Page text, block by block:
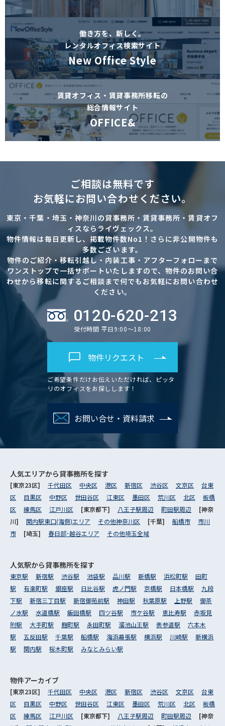
働き方を、新しく。
レンタルオフィス検索サイト
New Office Style
賃貸オフィス・賃貸事務所移転の
総合情報サイト
OFFICE&
ご相談は無料です
お気軽にお問い合わせください。
東京・千葉・埼玉・神奈川の貸事務所・賃貸事務所・賃貸オフ
ィスならライヴェックス。
物件情報は毎日更新し、掲載物件数No1！さらに非公開物件も
多数ございます。
物件のご紹介・移転引越し・内装工事・アフターフォローまで
ワンストップで一括サポートいたしますので、物件のお問い合
わせから移転に関するご相談まで何でもお気軽にお問い合わせ
ください。
0120-620-213
受付時間 平日9:00～18:00
物件リクエスト
ご希望条件だけお伝えいただければ、ピッタ
リのオフィスをお探しします！
お問い合せ・資料請求
人気エリアから貸事務所を探す
[東京23区] 千代田区 中央区 港区 新宿区 渋谷区 文京区
台東
区
目黒区 中野区 世田谷区 江東区 墨田区 荒川区 北区
板橋
区
練馬区 江戸川区 [東京都下] 八王子駅周辺 町田駅周辺
[神奈
川] 関内駅東口(海側)エリア その他神奈川区 [千葉] 船橋市
市川
市
[埼玉] 春日部･越谷エリア その他埼玉全域
人気駅から貸事務所を探す
東京駅 新宿駅 渋谷駅 池袋駅 品川駅 新橋駅 浜松町駅
田町
駅
有楽町駅 銀座駅 日比谷駅 虎ノ門駅 京橋駅 日本橋駅
九段
下駅
新宿三丁目駅 新宿御苑前駅 神田駅 秋葉原駅 上野駅
御茶
ノ水駅
水道橋駅 飯田橋駅 四ツ谷駅 市ケ谷駅 恵比寿駅
赤坂見
附駅
大手町駅 麹町駅 永田町駅 溜池山王駅 表参道駅
六本木
駅
五反田駅 千葉駅 船橋駅 海浜幕張駅 横浜駅 川崎駅
新横浜
駅
関内駅 桜木町駅 みなとみらい駅
物件アーカイブ
[東京23区] 千代田区 中央区 港区 新宿区 渋谷区 文京区
台東
区
目黒区 中野区 世田谷区 江東区 墨田区 荒川区 北区
板橋
区
練馬区 江戸川区 [東京都下] 八王子駅周辺 町田駅周辺
[神奈